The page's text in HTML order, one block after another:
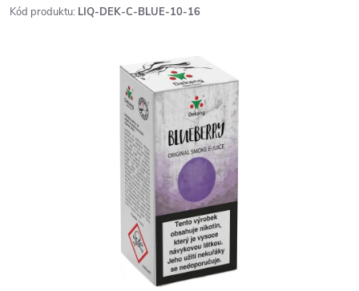
Kód produktu: LIQ-DEK-C-BLUE-10-16